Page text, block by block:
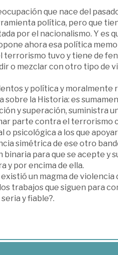
que nace del
política, pero que
por el nacionalismo. Y es
ahora esa política
terrorismo tuvo y tiene de
o mezclar con otro tipo de
y política y moralmente
sobre la Historia: es
y superación, suministra
parte contra el terrorismo
psicológica a los que
simétrica de ese otro
para que se acepte y
y por encima de ella.
un magma de violencia
trabajos que siguen para
y fiable?.